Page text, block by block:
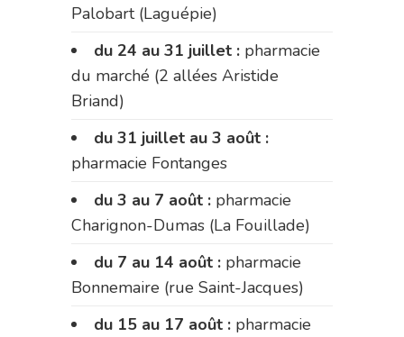
Palobart (Laguépie)
du 24 au 31 juillet : pharmacie
du marché (2 allées Aristide
Briand)
du 31 juillet au 3 août :
pharmacie Fontanges
du 3 au 7 août : pharmacie
Charignon-Dumas (La Fouillade)
du 7 au 14 août : pharmacie
Bonnemaire (rue Saint-Jacques)
du 15 au 17 août : pharmacie